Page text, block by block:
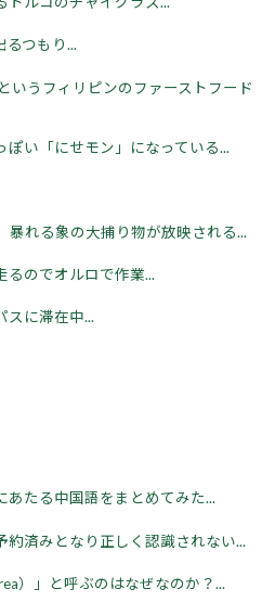
るつもり...
いうフィリピンのファーストフード
い「にせモン」になっている...
暴れる象の大捕り物が放映される...
るのでオルロで作業...
スに滞在中...
たる中国語をまとめてみた...
済みとなり正しく認識されない...
）」と呼ぶのはなぜなのか？...